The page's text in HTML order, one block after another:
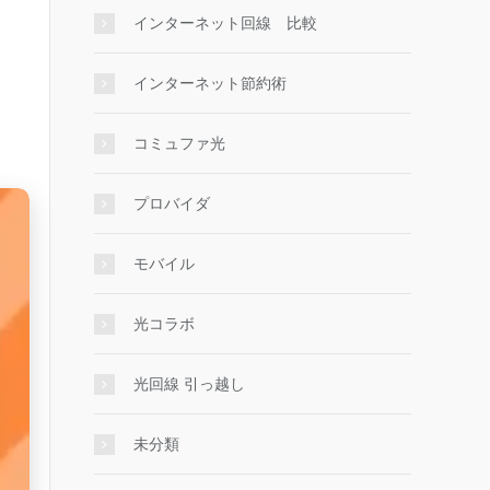
インターネット回線 比較
インターネット節約術
コミュファ光
プロバイダ
モバイル
光コラボ
光回線 引っ越し
未分類